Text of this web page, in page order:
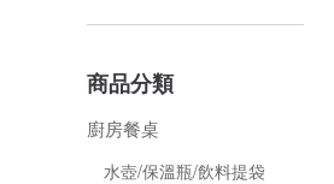
商品分類
廚房餐桌
水壺/保溫瓶/飲料提袋